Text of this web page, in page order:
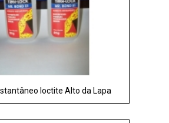
loctite Alto da Lapa